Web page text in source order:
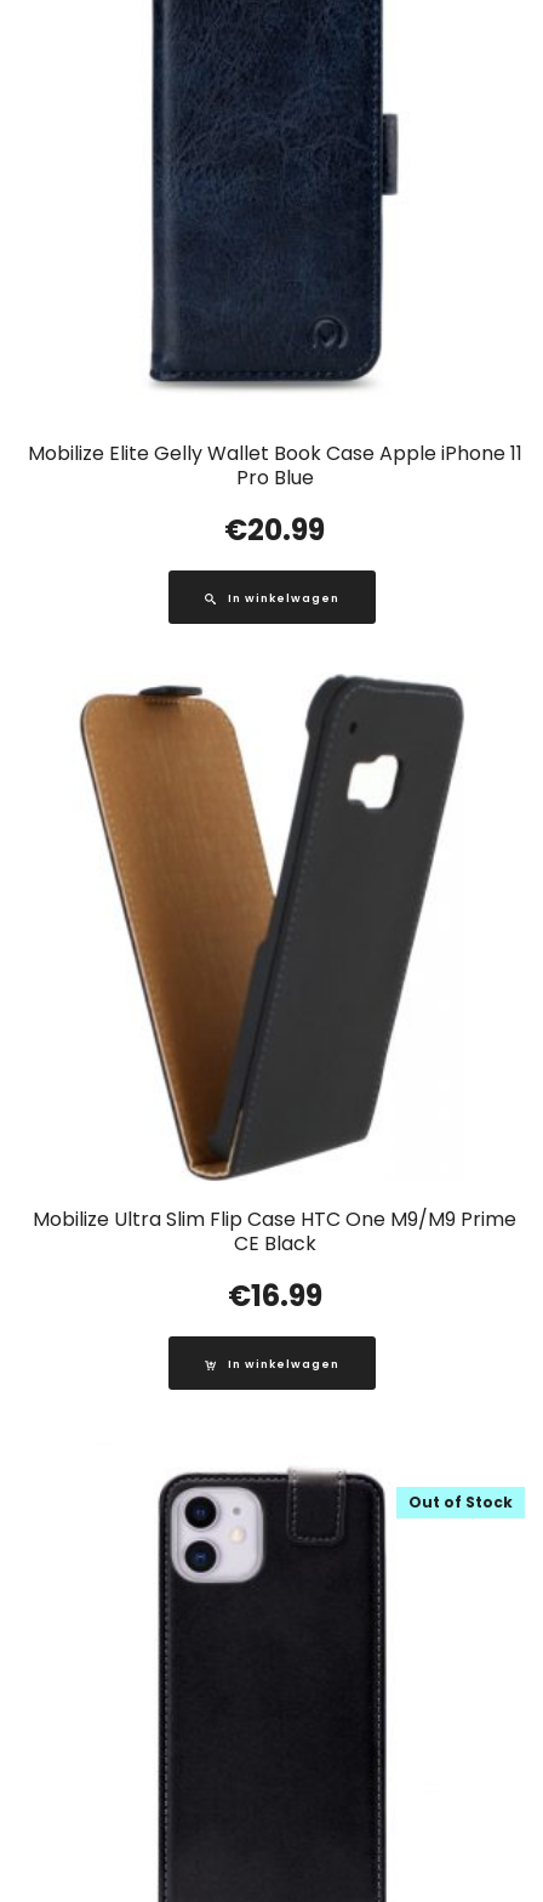
Mobilize Elite Gelly Wallet Book Case Apple iPhone 11
Pro Blue
€20.99
In winkelwagen
Mobilize Ultra Slim Flip Case HTC One M9/M9 Prime
CE Black
€16.99
In winkelwagen
Out of Stock